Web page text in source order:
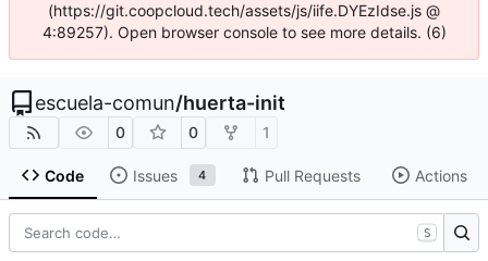
(https://git.coopcloud.tech/assets/js/iife.DYEzIdse.js @
4:89257). Open browser console to see more details. (6)
escuela-comun/huerta-init
0 0 1
Code Issues 4 Pull Requests Actions
S